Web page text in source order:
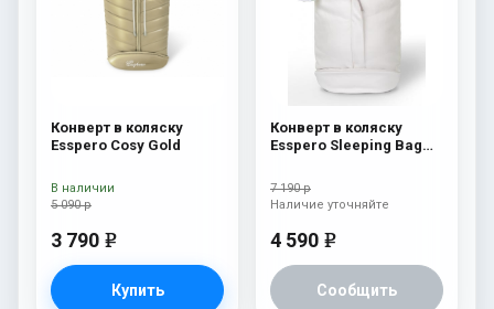
Конверт в коляску
Esspero Cosy Gold
5 090 р
3 790 e
Купить
В наличии
Конверт в коляску
Esspero Sleeping Bag
шерсть) White
7 190 р
4 590 e
Сообщить
Наличие уточняйте